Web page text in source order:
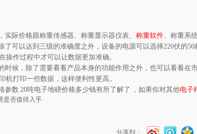
实际价格跟称重传感器、称重显示器仪表、 称重软件、称重系
了可以达到三级的准确度之外，设备的电源可以选择220伏的
操作过程中才可以让数据更加准确。
时候，除了需要看看产品本身的功能作用之外，也可以看看
机打印一些数据，这样便利性更高。
参数 20吨电子地磅价格多少钱有所了解了 ，如果你对其他电子
是否值得入手
分享到：